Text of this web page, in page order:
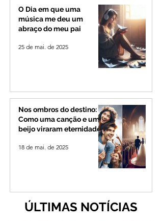
O Dia em que uma
música me deu um
abraço do meu pai
25 de mai. de 2025
Nos ombros do destino:
Como uma canção e um
beijo viraram eternidade
18 de mai. de 2025
ÚLTIMAS NOTÍCIAS